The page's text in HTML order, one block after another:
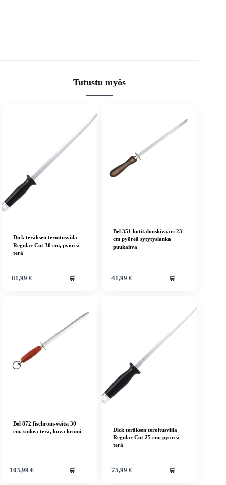
Tutustu myös
Dick teräksen teroitusviila
Regular Cut 30 cm, pyöreä
terä
81,99 € 🛒
Bel 351 kotitalouskivääri 23
cm pyöreä sytytyslanka
puukahva
41,99 € 🛒
Bel 872 fischrom-veitsi 30
cm, soikea terä, kova kromi
103,99€ 🛒
Dick teräksen teroitusviila
Regular Cut 25 cm, pyöreä
terä
75,99 € 🛒